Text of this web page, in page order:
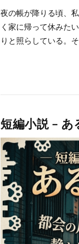
夜の帳が降りる頃、
く家に帰って休みた
りと照らしている。
短編小説 – あ